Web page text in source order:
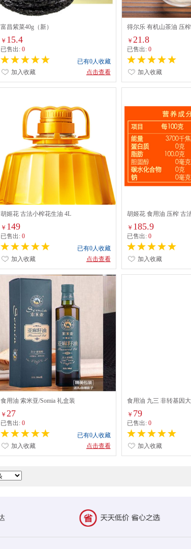
富昌紫菜40g（新）
￥ 15.4
已售出: 0
已有0人收藏
点击查看
加入收藏
得尔乐 有机山茶油 压
￥ 21.8
已售出: 0
加入收藏
胡姬花 古法小榨花生油 4L
￥ 149
已售出: 0
已有0人收藏
点击查看
加入收藏
胡姬花 食用油 压榨 古
￥ 185.9
已售出: 0
加入收藏
食用油 索米亚/Somia 礼盒装
￥ 27
已售出: 0
已有0人收藏
点击查看
加入收藏
食用油 九三 非转基因
￥ 79
已售出: 0
加入收藏